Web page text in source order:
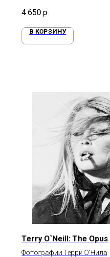
4 650 р.
В КОРЗИНУ
Terry O`Neill: The Opus
Фотографии Терри О'Нила